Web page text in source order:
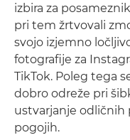
izbira za
pri tem žrtvovali
svojo izjemno
fotografije za
TikTok. Poleg tega
dobro odreže pri
ustvarjanje
pogojih.